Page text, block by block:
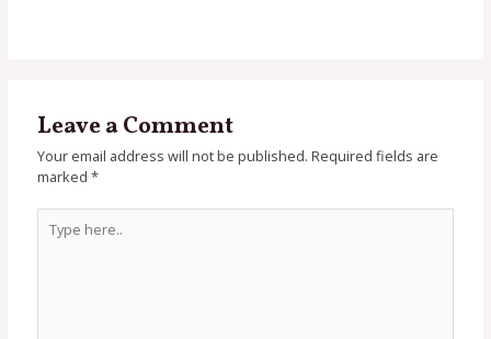
Leave a Comment
Your email address will not be published. Required fields are
marked*
here..